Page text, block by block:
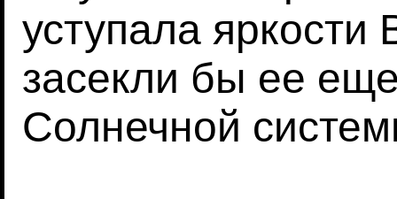
уступала
засекли бы ее
Солнечной